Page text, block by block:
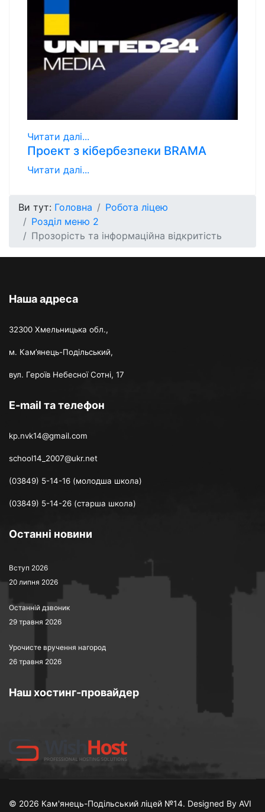
Читати далі...
Проект з кібербезпеки BRAMA
Читати далі...
Ви тут: Головна
Робота ліцею
Розділ меню 2
Прозорість та інформаційна відкритість
Наша адреса
32300 Хмельницька обл.,
м. Кам’янець-Подільський,
вул. Героїв Небесної Сотні, 17
E-mail та телефон
kp.nvk14@gmail.com
school14_2007@ukr.net
(03849) 5-14-16 (молодша школа)
(03849) 5-14-26 (старша школа)
Останні новини
Вступ 2026
20 липня 2026
Останній дзвоник
29 травня 2026
Урочисте вручення нагород
26 травня 2026
Наш хостинг-провайдер
© 2026 Кам'янець-Подільський ліцей №14. Designed By AVI